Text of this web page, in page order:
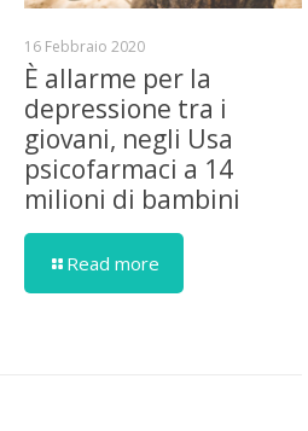
16 Febbraio 2020
È allarme per la
depressione tra i
giovani, negli Usa
psicofarmaci a 14
milioni di bambini
Read more